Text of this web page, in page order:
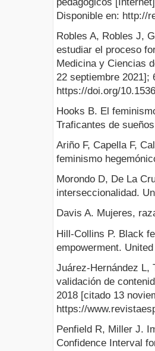
Disponible en: http://
Robles A, Robles J,
estudiar el proceso
Medicina y Ciencias
22 septiembre 2021];
https://doi.org/
Hooks B. El
Traficantes de
Ariño F, Capella F,
feminismo
Morondo D, De La
interseccionalidad.
Davis A. Mujeres,
Hill-Collins P. Black
empowerment.
Juárez-Hernández L,
validación de
2018 [citado 13
https://
Penfield R, Miller J.
Confidence Interval